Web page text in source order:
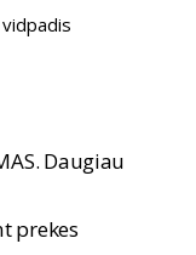
Daugiau
prekes